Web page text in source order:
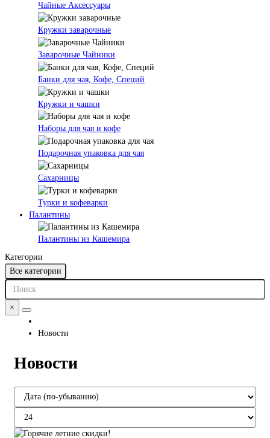
Чайные Аксессуары
Кружки заварочные
Заварочные Чайники
Банки для чая, Кофе, Специй
Кружки и чашки
Наборы для чая и кофе
Подарочная упаковка для чая
Сахарницы
Турки и кофеварки
Палантины
Палантины из Кашемира
Категории
Все категории
×
Новости
Новости